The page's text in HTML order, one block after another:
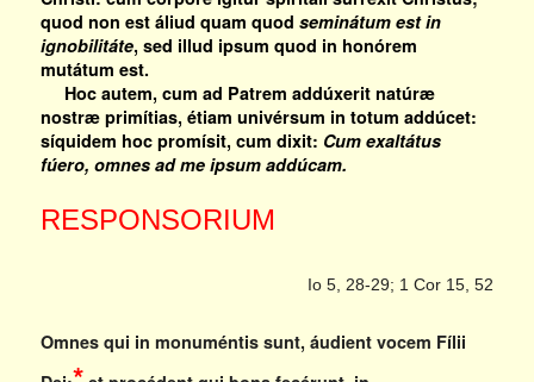
quod non est áliud quam quod seminátum est in
ignobilitáte, sed illud ipsum quod in honórem
mutátum est.
Hoc autem, cum ad Patrem addúxerit natúræ
nostræ primítias, étiam univérsum in totum addúcet:
síquidem hoc promísit, cum dixit: Cum exaltátus
fúero, omnes ad me ipsum addúcam.
RESPONSORIUM
Io 5, 28-29; 1 Cor 15, 52
Omnes qui in monuméntis sunt, áudient vocem Fílii